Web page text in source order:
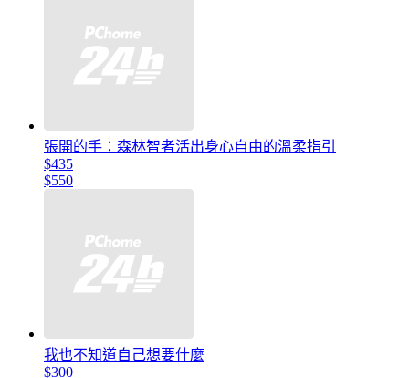
張開的手：森林智者活出身心自由的溫柔指引
$435
$550
我也不知道自己想要什麼
$300